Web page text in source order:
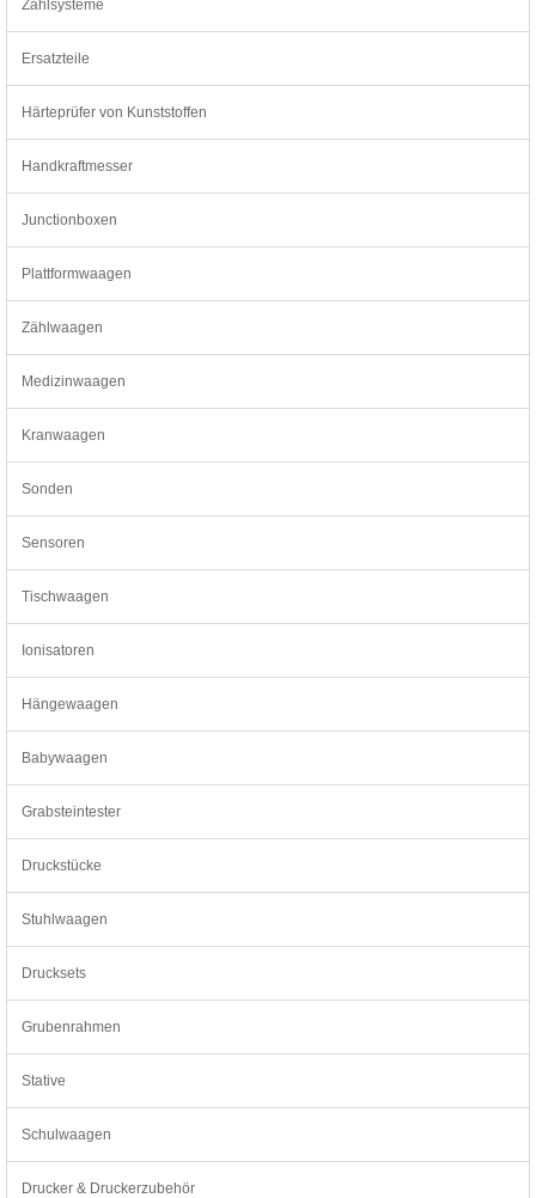
Zählsysteme
Ersatzteile
Härteprüfer von Kunststoffen
Handkraftmesser
Junctionboxen
Plattformwaagen
Zählwaagen
Medizinwaagen
Kranwaagen
Sonden
Sensoren
Tischwaagen
Ionisatoren
Hängewaagen
Babywaagen
Grabsteintester
Druckstücke
Stuhlwaagen
Drucksets
Grubenrahmen
Stative
Schulwaagen
Drucker & Druckerzubehör